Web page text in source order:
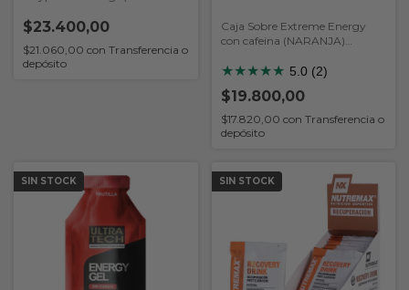
$23.400,00
$21.060,00 con Transferencia o
depósito
Caja Sobre Extreme Energy
con cafeina (NARANJA)
★★★★★ 5.0 (2)
$19.800,00
$17.820,00 con Transferencia o
depósito
SIN STOCK SIN STOCK